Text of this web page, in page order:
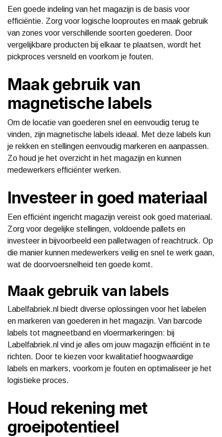
Een goede indeling van het magazijn is de basis voor
efficiëntie. Zorg voor logische looproutes en maak gebruik
van zones voor verschillende soorten goederen. Door
vergelijkbare producten bij elkaar te plaatsen, wordt het
pickproces versneld en voorkom je fouten.
Maak gebruik van
magnetische labels
Om de locatie van goederen snel en eenvoudig terug te
vinden, zijn magnetische labels ideaal. Met deze labels kun
je rekken en stellingen eenvoudig markeren en aanpassen.
Zo houd je het overzicht in het magazijn en kunnen
medewerkers efficiënter werken.
Investeer in goed materiaal
Een efficiënt ingericht magazijn vereist ook goed materiaal.
Zorg voor degelijke stellingen, voldoende pallets en
investeer in bijvoorbeeld een palletwagen of reachtruck. Op
die manier kunnen medewerkers veilig en snel te werk gaan,
wat de doorvoersnelheid ten goede komt.
Maak gebruik van labels
Labelfabriek.nl biedt diverse oplossingen voor het labelen
en markeren van goederen in het magazijn. Van barcode
labels tot magneetband en vloermarkeringen: bij
Labelfabriek.nl vind je alles om jouw magazijn efficiënt in te
richten. Door te kiezen voor kwalitatief hoogwaardige
labels en markers, voorkom je fouten en optimaliseer je het
logistieke proces.
Houd rekening met
groeipotentieel